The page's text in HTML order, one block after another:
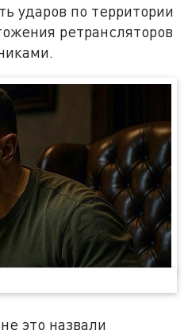
ударов по территории
ретрансляторов
это назвали